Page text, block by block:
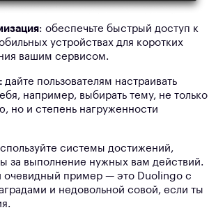
: обеспечьте быстрый доступ к
устройствах для коротких
вашим сервисом.
дайте пользователям настраивать
например, выбирать тему, не только
но и степень нагруженности
системы достижений,
за выполнение нужных вам действий.
очевидный пример — это Duolingo с
и недовольной совой, если ты